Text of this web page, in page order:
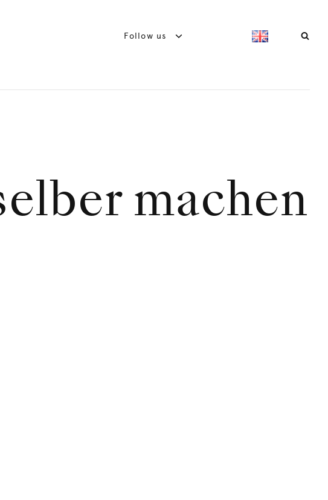
Follow us
machen